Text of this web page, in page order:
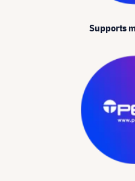
Supports